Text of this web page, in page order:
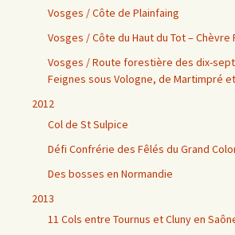
Vosges / Côte de Plainfaing
Vosges / Côte du Haut du Tot – Chèvre
Vosges / Route forestière des dix-
Feignes sous Vologne, de Martimpré
2012
Col de St Sulpice
Défi Confrérie des Fêlés du Grand
Des bosses en Normandie
2013
11 Cols entre Tournus et Cluny en